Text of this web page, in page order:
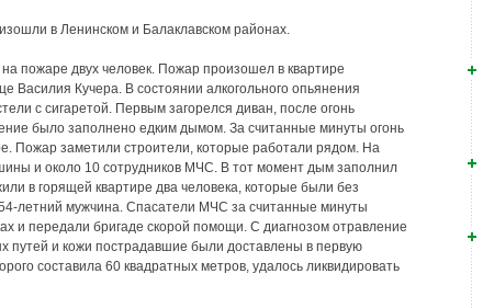
в Ленинском и Балаклавском районах.
пожаре двух человек. Пожар произошел в квартире
Василия Кучера. В состоянии алкогольного опьянения
с сигаретой. Первым загорелся диван, после огонь
было заполнено едким дымом. За считанные минуты огонь
Пожар заметили строители, которые работали рядом. На
и около 10 сотрудников МЧС. В тот момент дым заполнил
в горящей квартире два человека, которые были без
летний мужчина. Спасатели МЧС за считанные минуты
и передали бригаде скорой помощи. С диагнозом отравление
путей и кожи пострадавшие были доставлены в первую
составила 60 квадратных метров, удалось ликвидировать